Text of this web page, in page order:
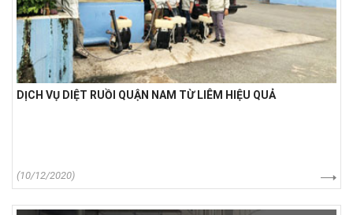
DỊCH VỤ DIỆT RUỒI QUẬN NAM TỪ LIÊM HIỆU QUẢ
(10/12/2020)